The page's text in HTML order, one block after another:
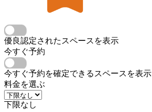
優良認定されたスペースを表示
今すぐ予約
今すぐ予約を確定できるスペースを表示
料金を選ぶ
下限なし